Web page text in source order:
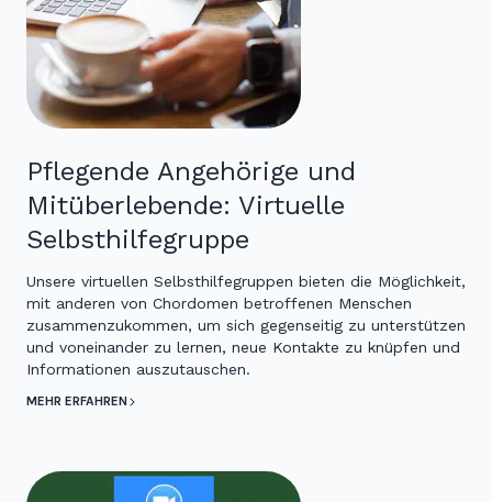
Pflegende Angehörige und
Mitüberlebende: Virtuelle
Selbsthilfegruppe
Unsere virtuellen Selbsthilfegruppen bieten die Möglichkeit,
mit anderen von Chordomen betroffenen Menschen
zusammenzukommen, um sich gegenseitig zu unterstützen
und voneinander zu lernen, neue Kontakte zu knüpfen und
Informationen auszutauschen.
MEHR ERFAHREN